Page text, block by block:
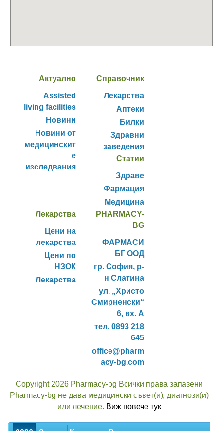
Актуално
Assisted
living facilities
Новини
Новини от
медицинскит
е
изследвания
Справочник
Лекарства
Аптеки
Билки
Здравни
заведения
Статии
Здраве
Фармация
Медицина
Лекарства
Цени на
лекарства
Цени по
НЗОК
Лекарства
PHARMACY-
BG
ФАРМАСИ
БГ ООД
гр. София, р-
н Слатина
ул. „Христо
Смирненски“
6, вх. А
тел. 0893 218
645
office@pharm
acy-bg.com
Copyright 2026 Pharmacy-bg Всички права запазени
Pharmacy-bg не дава медицински съвет(и), диагнози(и)
или лечение. Виж повече тук